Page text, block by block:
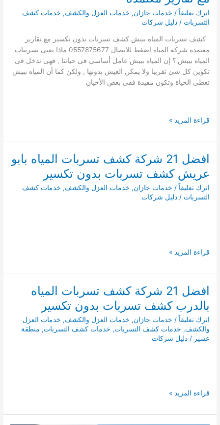
كشف
تسربات
بدون
تكسير
مع
تقارير
معتمدة
شركة
اترك تعليقاً / خدمات جازان, خدمات العزل والكشف, خدمات كشف
التسربات /دليل شركات
كشف تسربات المياه ببيش كشف تسربات بدون تكسير مع تقارير
معتمدة شركة المياه اضغط للاتصال 0557875677 ماذا يعنى تسريبات
المياه ببيش ؟ إن المياه ببيش عامل أساسى فى حياتنا , فهى تدخل فى
تكوين كل شئ تقريبا ولا يمكن العيش بدونها , ولكن كما أن المياه ببيش
تعطى الحياة وتكون مفيدة ففى بعض الأحيان
رقم
21
شركة
كشف
تسربات
المياه
ببيش
مع
معتمدة
قراءة المزيد »
افضل 21 شركة كشف تسربات المياه بابو
عريش كشف تسربات بدون تكسير
اترك تعليقاً / خدمات جازان, خدمات العزل والكشف, خدمات كشف
التسربات /دليل شركات
افضل
شركة
كشف
تسربات
المياه
بابو
عريش
كشف
قراءة المزيد »
افضل 21 شركة كشف تسربات المياه
بالدرب كشف تسربات بدون تكسير
اترك تعليقاً / خدمات جازان, خدمات العزل والكشف, خدمات العزل
والكشف, خدمات كشف التسربات, خدمات كشف التسربات, منطقة
عسير /دليل شركات
افضل
شركة
قراءة المزيد »